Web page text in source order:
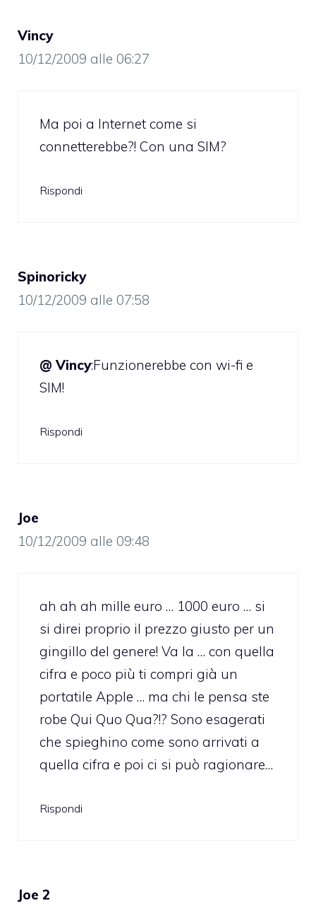
Vincy
10/12/2009 alle 06:27
Ma poi a Internet come si
connetterebbe?! Con una SIM?
Rispondi
Spinoricky
10/12/2009 alle 07:58
@ Vincy:Funzionerebbe con wi-fi e
SIM!
Rispondi
Joe
10/12/2009 alle 09:48
ah ah ah mille euro … 1000 euro … si
si direi proprio il prezzo giusto per un
gingillo del genere! Va la … con quella
cifra e poco più ti compri già un
portatile Apple … ma chi le pensa ste
robe Qui Quo Qua?!? Sono esagerati
che spieghino come sono arrivati a
quella cifra e poi ci si può ragionare…
Rispondi
Joe 2